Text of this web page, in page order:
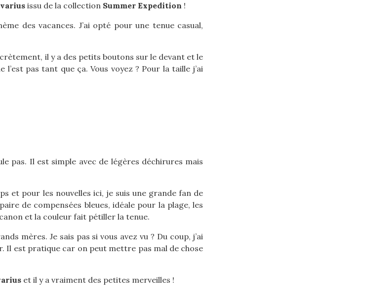
issu de la collection Summer Expedition !
des vacances. J’ai opté pour une tenue casual,
il y a des petits boutons sur le devant et le
pas tant que ça. Vous voyez ? Pour la taille j’ai
pas. Il est simple avec de légères déchirures mais
et pour les nouvelles ici, je suis une grande fan de
de compensées bleues, idéale pour la plage, les
et la couleur fait pétiller la tenue.
mères. Je sais pas si vous avez vu ? Du coup, j’ai
Il est pratique car on peut mettre pas mal de chose
et il y a vraiment des petites merveilles !